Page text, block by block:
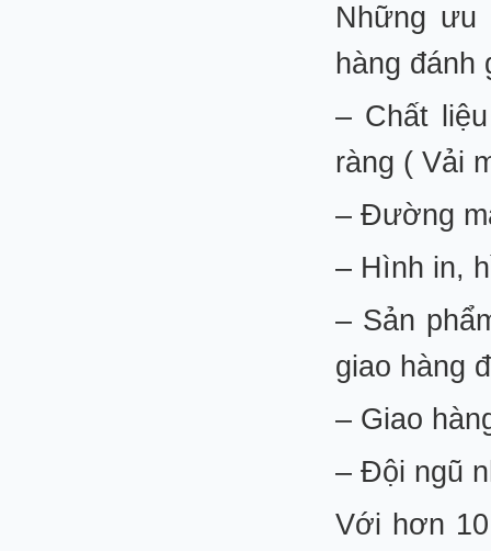
Những ưu
hàng đánh
– Chất
ràng ( Vải
– Đường
– Hình in,
– Sản
giao hàng
– Giao
– Đội ngũ
Với hơn